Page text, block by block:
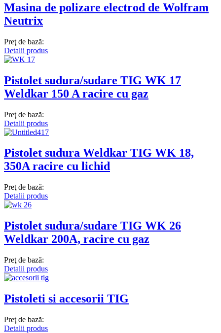
Masina de polizare electrod de Wolfram
Neutrix
Preţ de bază:
Detalii produs
Pistolet sudura/sudare TIG WK 17
Weldkar 150 A racire cu gaz
Preţ de bază:
Detalii produs
Pistolet sudura Weldkar TIG WK 18,
350A racire cu lichid
Preţ de bază:
Detalii produs
Pistolet sudura/sudare TIG WK 26
Weldkar 200A, racire cu gaz
Preţ de bază:
Detalii produs
Pistoleti si accesorii TIG
Preţ de bază:
Detalii produs